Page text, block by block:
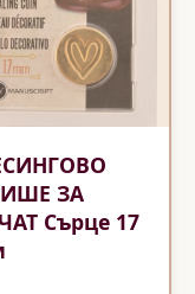
ЗА
Сърце 17